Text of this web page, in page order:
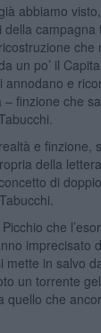
abbiamo
campagna
che
un po’ il
annodano e
finzione che
e finzione,
della
di
che
imprecisato
in salvo
un torrente
quello che